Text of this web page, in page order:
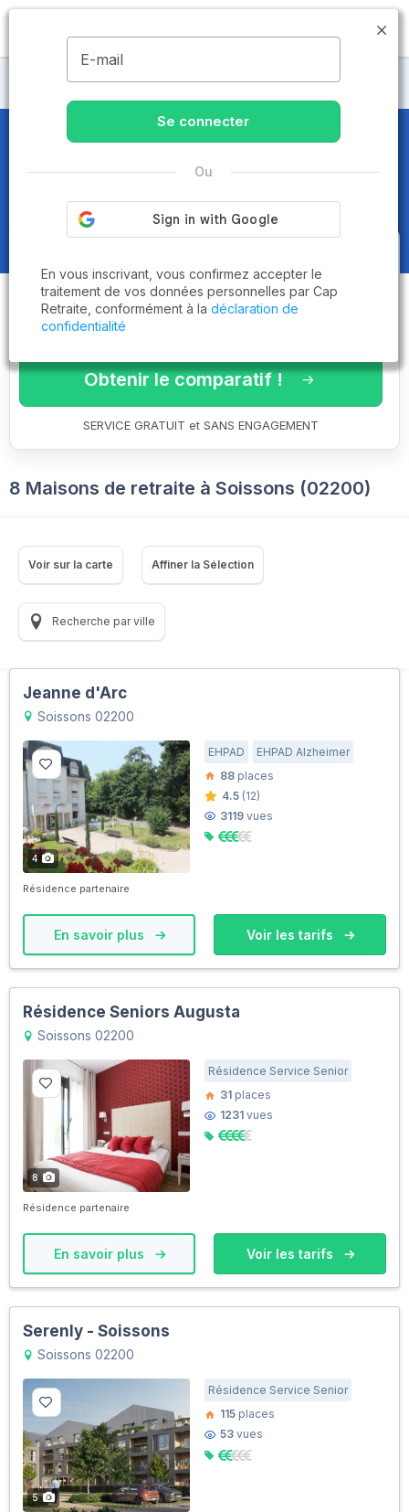
MENU
Maisons de retraite Aisne
Maisons de retraite et EHPAD
Soissons (02200)
Obtenez le
comparatif des
établissementsadaptés à vos
critères en 3 minutes !
Obtenir le comparatif !
SERVICE GRATUIT et SANS ENGAGEMENT
8 Maisons de retraite à Soissons (02200)
Voir sur la carte Affiner la Sélection
Recherche par ville
Jeanne d'Arc
Soissons 02200
4
EHPAD
EHPAD Alzheimer
88 places
4.5 (12)
3119 vues
Résidence partenaire
En savoir plus Voir les tarifs
Résidence Seniors Augusta
Soissons 02200
8
Résidence Service Senior
31 places
1231 vues
Résidence partenaire
En savoir plus Voir les tarifs
Serenly - Soissons
Soissons 02200
5
Résidence Service Senior
115 places
53 vues
E-mail
Se connecter
Ou
En vous inscrivant, vous confirmez accepter le
traitement de vos données personnelles par Cap
Retraite, conformément à la déclaration de
confidentialité